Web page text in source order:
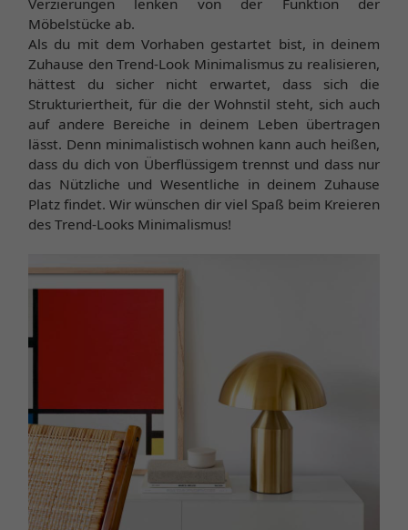
Möbelstücke ab.
Als du mit dem Vorhaben gestartet bist, in deinem
Zuhause den Trend-Look Minimalismus zu realisieren,
hättest du sicher nicht erwartet, dass sich die
Strukturiertheit, für die der Wohnstil steht, sich auch
auf andere Bereiche in deinem Leben übertragen
lässt. Denn minimalistisch wohnen kann auch heißen,
dass du dich von Überflüssigem trennst und dass nur
das Nützliche und Wesentliche in deinem Zuhause
Platz findet. Wir wünschen dir viel Spaß beim Kreieren
des Trend-Looks Minimalismus!